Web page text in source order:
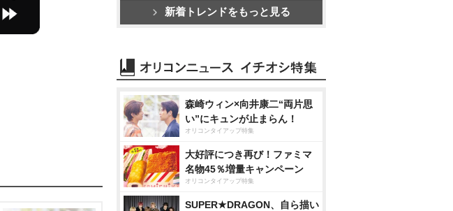
新着トレンドをもっと見る
森崎ウィン×向井康二“両片思
い”にキュンが止まらん！
オリコンタイアップ特集
大好評につき再び！ファミマ
名物45％増量キャンペーン
オリコンタイアップ特集
SUPER★DRAGON、自ら描い